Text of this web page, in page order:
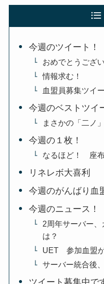
今週のツイート！
おめでとうござ
情報求む！
血盟員募集ツイ
今週のベストツイ
まさかの「二ノ
今週の１枚！
なるほど！ 座
リネレボ大喜利
今週のがんばり血
今週のニュース！
2周年サーバー
は？
UET 参加血盟が
サーバー統合後
ツイート募集中で